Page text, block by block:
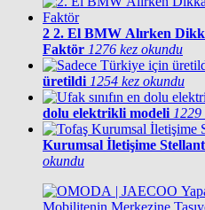
2 2. El BMW Alırken
Faktör 1276 kez okundu
üretildi 1254 kez okundu
dolu elektrikli modeli 1229
Kurumsal İletişime
okundu